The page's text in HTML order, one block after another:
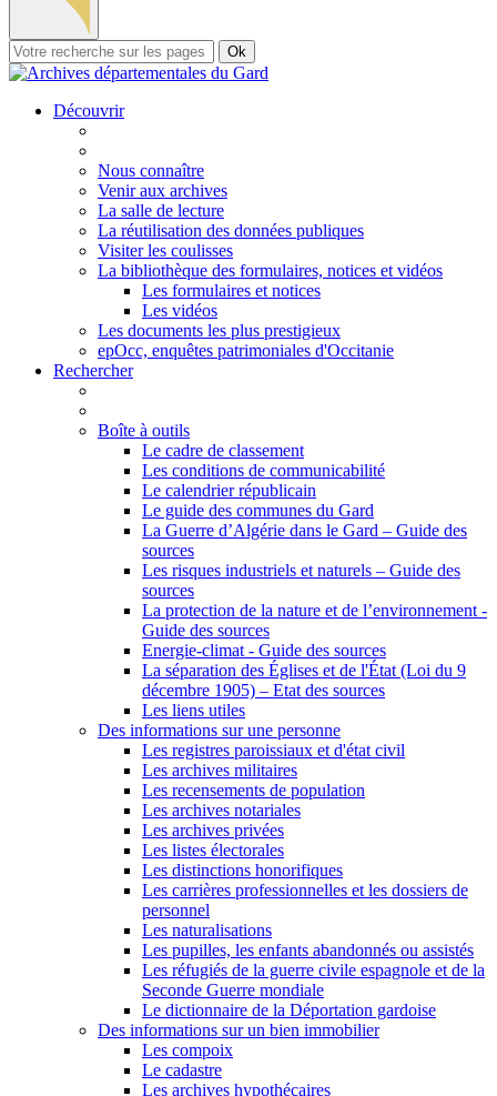
Ok
Découvrir
Nous connaître
Venir aux archives
La salle de lecture
La réutilisation des données publiques
Visiter les coulisses
La bibliothèque des formulaires, notices et vidéos
Les formulaires et notices
Les vidéos
Les documents les plus prestigieux
epOcc, enquêtes patrimoniales d'Occitanie
Rechercher
Boîte à outils
Le cadre de classement
Les conditions de communicabilité
Le calendrier républicain
Le guide des communes du Gard
La Guerre d’Algérie dans le Gard – Guide des
sources
Les risques industriels et naturels – Guide des
sources
La protection de la nature et de l’environnement -
Guide des sources
Energie-climat - Guide des sources
La séparation des Églises et de l'État (Loi du 9
décembre 1905) – Etat des sources
Les liens utiles
Des informations sur une personne
Les registres paroissiaux et d'état civil
Les archives militaires
Les recensements de population
Les archives notariales
Les archives privées
Les listes électorales
Les distinctions honorifiques
Les carrières professionnelles et les dossiers de
personnel
Les naturalisations
Les pupilles, les enfants abandonnés ou assistés
Les réfugiés de la guerre civile espagnole et de la
Seconde Guerre mondiale
Le dictionnaire de la Déportation gardoise
Des informations sur un bien immobilier
Les compoix
Le cadastre
Les archives hypothécaires